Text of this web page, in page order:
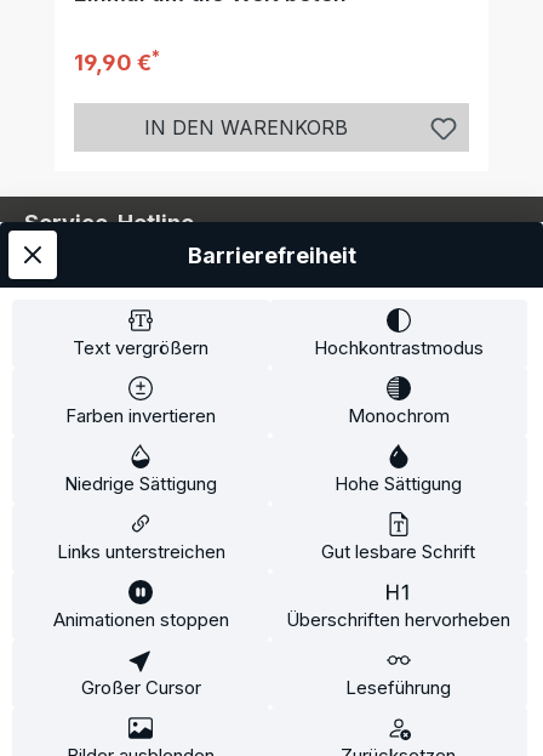
Regulärer Preis:
19,90 €*
IN DEN WARENKORB
Service-Hotline
Service
Information
* Alle Preise inkl. gesetzl. Mehrwertsteuer zzgl.
und ggf. Nachnahmegebühren, wenn
Text vergrößern Hochkontrastmodus
Farben invertieren Monochrom
Niedrige Sättigung Hohe Sättigung
Links unterstreichen Gut lesbare Schrift
Animationen stoppen Überschriften hervorheben
Großer Cursor Leseführung
Barrierefreiheit
Diese Website verwendet Cookies, um eine bestmögliche
Erfahrung bieten zu können.
Mehr Informationen ...
Nur technisch notwendige